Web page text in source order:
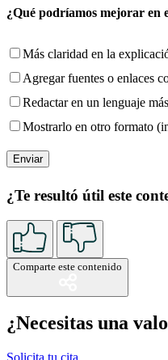
¿Qué podríamos mejorar en
Más claridad en la
Agregar fuentes o enlaces
Redactar en un lenguaje
Mostrarlo en otro formato
¿Te resultó útil este
Comparte este contenido
¿Necesitas una